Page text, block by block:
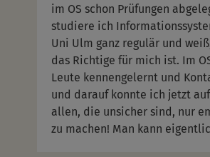
im OS schon Prüfungen
studiere ich
Uni Ulm ganz regulär und
das Richtige für mich ist. Im
Leute kennengelernt und
und darauf konnte ich jetzt
allen, die unsicher sind, nur
zu machen! Man kann